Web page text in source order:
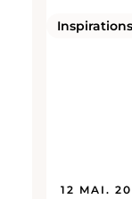
12 MAI.